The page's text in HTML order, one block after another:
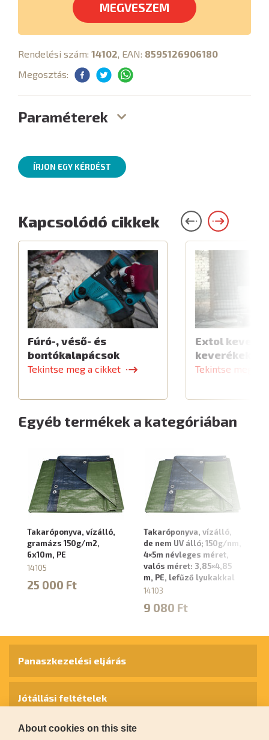
MEGVESZEM
Rendelési szám: 14102, EAN: 8595126906180
Megosztás:
Paraméterek
ÍRJON EGY KÉRDÉST
Kapcsolódó cikkek
Fúró-, véső- és
bontókalapácsok
Tekintse meg a cikket
Extol
Tekintse meg a
Egyéb termékek a kategóriában
Takaróponyva, vízálló,
gramázs 150g/m2,
6x10m, PE
14105
25 000 Ft
Takaróponyva, vízálló,
de nem UV álló; 150g/nm,
4×5m névleges méret,
valós méret: 3,85×4,85
m, PE, lefűző lyukakkal
14103
9 080 Ft
Panaszkezelési eljárás
Jótállási feltételek
Személyes adatok védelme
About cookies on this site